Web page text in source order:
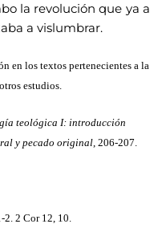
la revolución que ya a
a vislumbrar.
en los textos pertenecientes a la
estudios.
teológica I: introducción
y pecado original, 206-207.
2. 2 Cor 12, 10.